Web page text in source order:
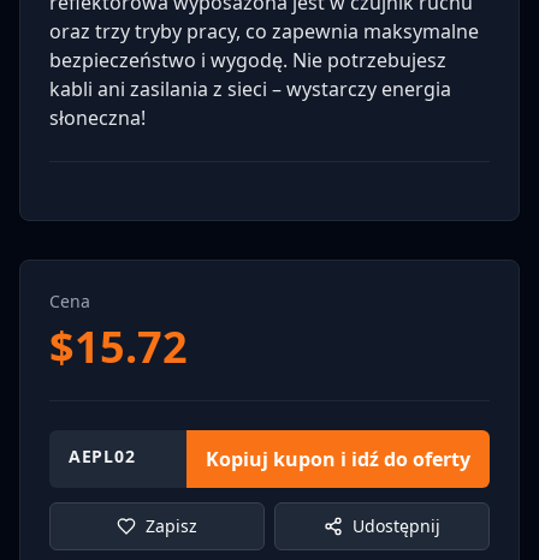
oraz trzy tryby pracy, co zapewnia maksymalne
bezpieczeństwo i wygodę. Nie potrzebujesz
kabli ani zasilania z sieci – wystarczy energia
słoneczna!
Cena
$15.72
AEPL02 Kopiuj kupon i idź do oferty
Zapisz Udostępnij